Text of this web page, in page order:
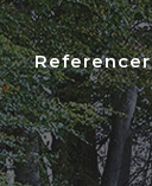
Referencer